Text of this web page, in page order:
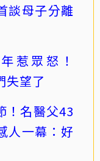
談母子分離
惹眾怒！
失望了
！名醫父43
人一幕：好